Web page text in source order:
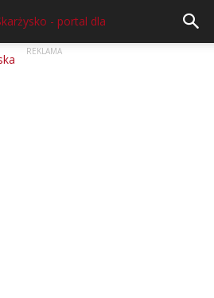
REKLAMA